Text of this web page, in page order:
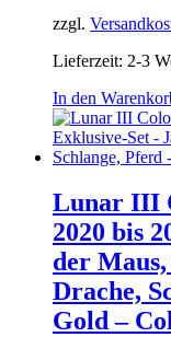
zzgl.
Lieferzeit: 2-3
In den
Lunar III
2020 bis
der Maus,
Drache,
Gold –